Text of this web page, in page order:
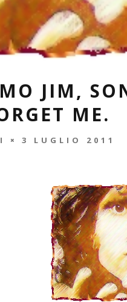
JIM,
ME.
3 LUGLIO 2011